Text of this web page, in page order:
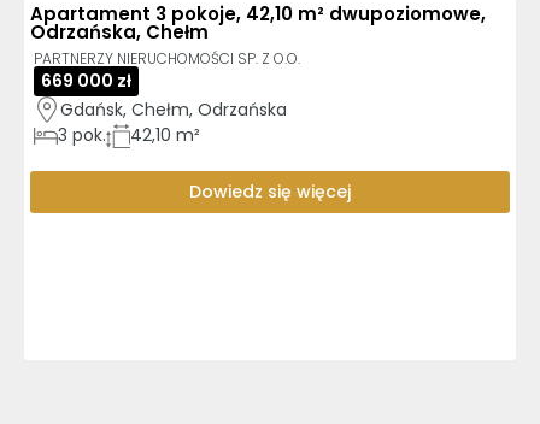
Apartament 3 pokoje, 42,10 m² dwupoziomowe,
Odrzańska, Chełm
PARTNERZY NIERUCHOMOŚCI SP. Z O.O.
669 000 zł
Gdańsk, Chełm, Odrzańska
3 pok. 42,10 m²
Dowiedz się więcej